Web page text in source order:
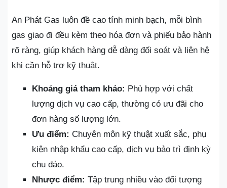
An Phát Gas luôn đề cao tính minh bạch, mỗi bình
gas giao đi đều kèm theo hóa đơn và phiếu bảo hành
rõ ràng, giúp khách hàng dễ dàng đối soát và liên hệ
khi cần hỗ trợ kỹ thuật.
Khoảng giá tham khảo: Phù hợp với chất
lượng dịch vụ cao cấp, thường có ưu đãi cho
đơn hàng số lượng lớn.
Ưu điểm: Chuyên môn kỹ thuật xuất sắc, phụ
kiện nhập khẩu cao cấp, dịch vụ bảo trì định kỳ
chu đáo.
Nhược điểm: Tập trung nhiều vào đối tượng